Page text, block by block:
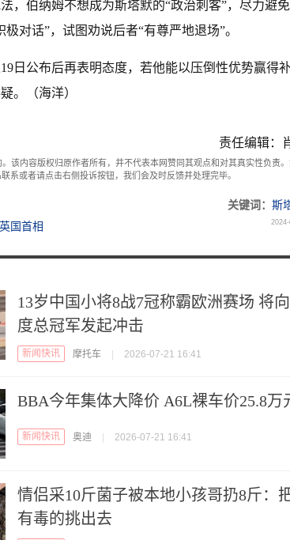
，伯纳姆不想成为斯塔默的“政治刺客”，尽力避
对话”，试图劝说后者“有尊严地退场”。
日公布后再表明态度，若他能以压倒性优势赢得
。（海洋）
责任编辑：
该内容版权归原作者所有，并不代表本网赞同其观点和对其真实性负责。
系或者请点击右侧投诉按钮，我们会及时反馈并处理完毕。
关键词： 斯
国首相
13岁中国小将8战7冠称霸欧洲赛场 将
度总冠军发起冲击
新闻快讯 摩托车 2026-07-21 16:41
BBA今年集体大降价 A6L裸车价25.8万
新闻快讯 奥迪 2026-07-21 16:41
情侣采10斤菌子被本地小孩哥扔8斤：
有毒的挑出去